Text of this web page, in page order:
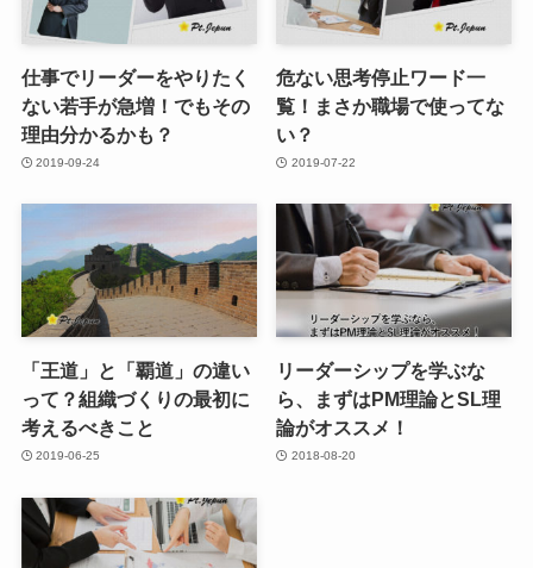
仕事でリーダーをやりたく
ない若手が急増！でもその
理由分かるかも？
2019-09-24
危ない思考停止ワード一
覧！まさか職場で使ってな
い？
2019-07-22
「王道」と「覇道」の違い
って？組織づくりの最初に
考えるべきこと
2019-06-25
リーダーシップを学ぶな
ら、まずはPM理論とSL理
論がオススメ！
2018-08-20